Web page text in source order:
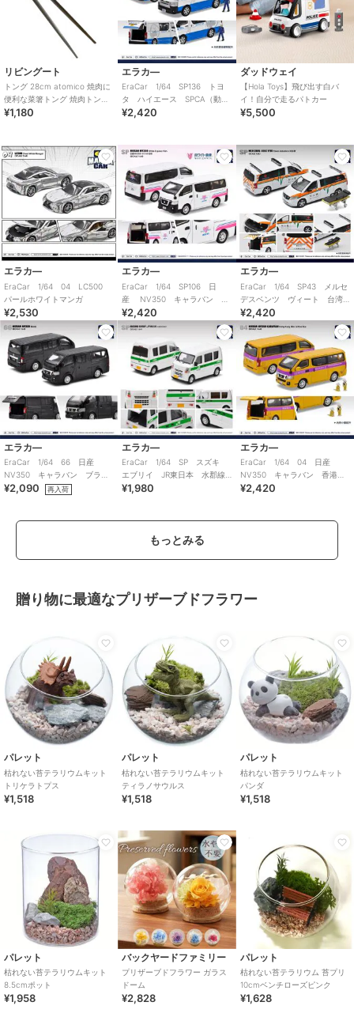
リビングート
トング 28cm atomico 焼肉に
便利な菜箸トング 焼肉トング
日本製
¥1,180
エラカ―
EraCar 1/64 SP136 トヨ
タ ハイエース SPCA（動物
虐待防止協会）レスキューバ
¥2,420
ダッドウェイ
【Hola Toys】飛び出す白バ
イ！自分で走るパトカー
¥5,500
エラカ―
EraCar 1/64 04 LC500
パールホワイトマンガ
¥2,530
エラカ―
EraCar 1/64 SP106 日
産 NV350 キャラバン ホ
ワイト急便 ホワイト
¥2,420
エラカ―
EraCar 1/64 SP43 メルセ
デスベンツ ヴィート 台湾
救急 阿仙號 ストレッチャ
ー付
¥2,420
エラカ―
EraCar 1/64 66 日産
NV350 キャラバン ブラッ
ク
¥2,090 再入荷
エラカ―
EraCar 1/64 SP スズキ
エブリイ JR東日本 水郡線
営業所（日本限定）
¥1,980
エラカ―
EraCar 1/64 04 日産
NV350 キャラバン 香港ミ
ニスクールバス
¥2,420
もっとみる
贈り物に最適なプリザーブドフラワー
パレット
枯れない苔テラリウムキット
トリケラトプス
¥1,518
パレット
枯れない苔テラリウムキット
ティラノサウルス
¥1,518
パレット
枯れない苔テラリウムキット
パンダ
¥1,518
パレット
枯れない苔テラリウムキット
8.5cmポット
¥1,958
バックヤードファミリー
プリザーブドフラワー ガラス
ドーム
¥2,828
パレット
枯れない苔テラリウム 苔プリ
10cmベンチローズピンク
¥1,628